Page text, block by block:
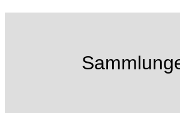
Dauerausstellung in
kein